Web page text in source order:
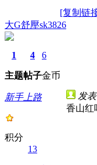
[复制链
大G舒壓sk3826
1
主题
4
帖子
6
金币
新手上路
积分
13
发
香山红